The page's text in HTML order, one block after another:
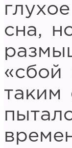
сна,
«сбой
таким